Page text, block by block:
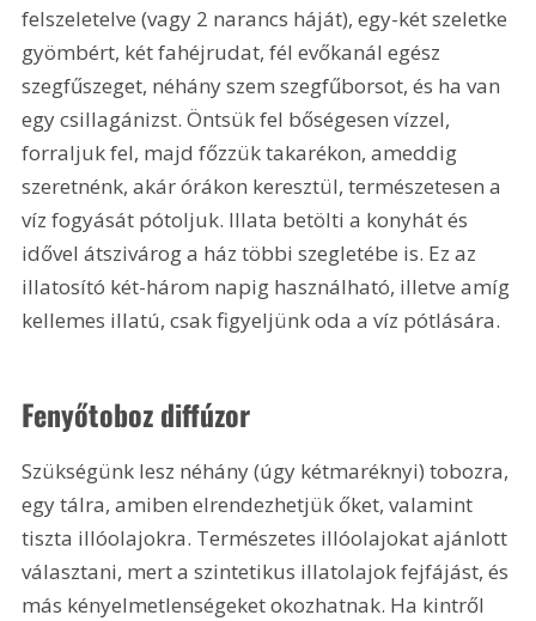
felszeletelve (vagy 2 narancs háját), egy-két szeletke
gyömbért, két fahéjrudat, fél evőkanál egész
szegfűszeget, néhány szem szegfűborsot, és ha van
egy csillagánizst. Öntsük fel bőségesen vízzel,
forraljuk fel, majd főzzük takarékon, ameddig
szeretnénk, akár órákon keresztül, természetesen a
víz fogyását pótoljuk. Illata betölti a konyhát és
idővel átszivárog a ház többi szegletébe is. Ez az
illatosító két-három napig használható, illetve amíg
kellemes illatú, csak figyeljünk oda a víz pótlására.
Fenyőtoboz diffúzor
Szükségünk lesz néhány (úgy kétmaréknyi) tobozra,
egy tálra, amiben elrendezhetjük őket, valamint
tiszta illóolajokra. Természetes illóolajokat ajánlott
választani, mert a szintetikus illatolajok fejfájást, és
más kényelmetlenségeket okozhatnak. Ha kintről